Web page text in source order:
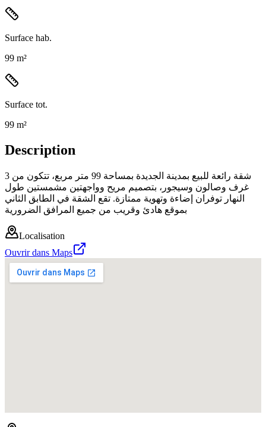
Surface hab.
99 m²
Surface tot.
99 m²
Description
شقة رائعة للبيع بمدينة الجديدة بمساحة 99 متر مربع، تتكون من 3
غرف وصالون وسيجور، بتصميم مريح وواجهتين مشمستين طول
النهار توفران إضاءة وتهوية ممتازة. تقع الشقة في الطابق الثاني
بموقع هادئ وقريب من جميع المرافق الضرورية
Localisation
Ouvrir dans Maps